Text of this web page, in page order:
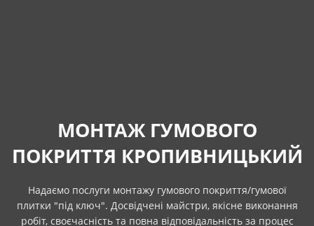
МОНТАЖ ГУМОВОГО
ПОКРИТТЯ КРОПИВНИЦЬКИЙ
Надаємо послуги монтажу гумового покриття/гумової
плитки "під ключ". Досвідчені майстри, якісне виконання
робіт, своєчасність та повна відповідальність за процес